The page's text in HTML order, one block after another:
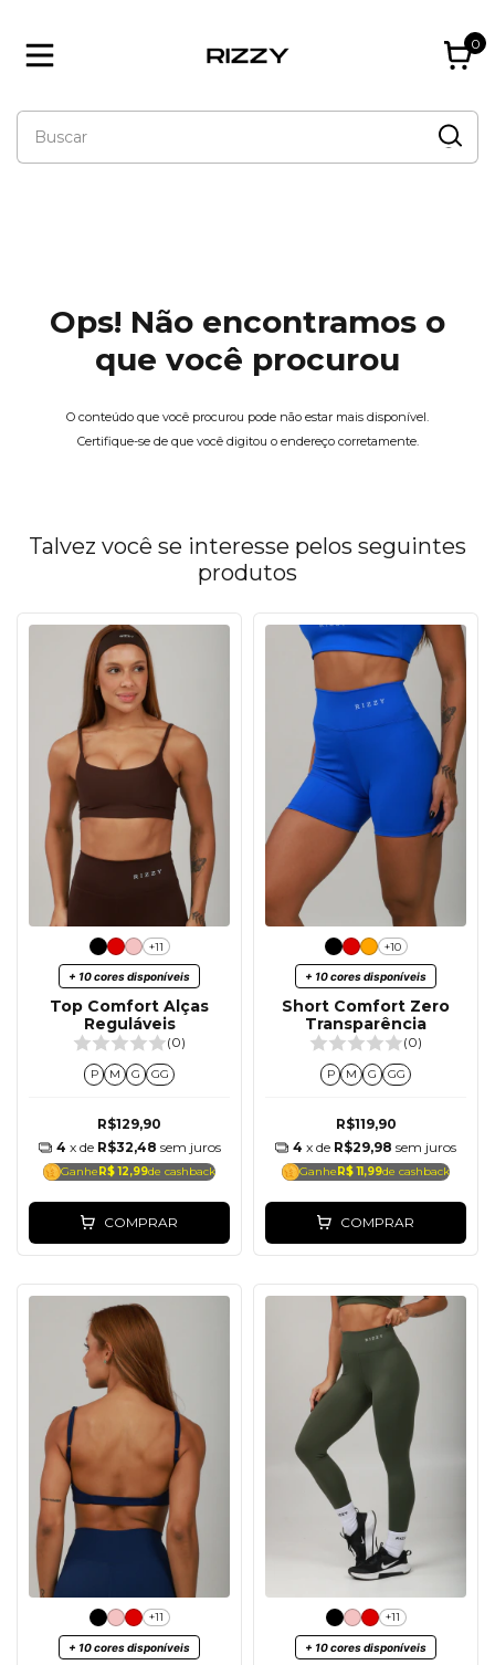
0
Ops! Não encontramos o
que você procurou
O conteúdo que você procurou pode não estar mais disponível.
Certifique-se de que você digitou o endereço corretamente.
Talvez você se interesse pelos seguintes
produtos
+11
+ 10 cores disponíveis
Top Comfort Alças
Reguláveis
(0)
P M G GG
R$129,90
4 x de R$32,48 sem juros
GanheR$ 12,99de cashback
COMPRAR
+10
+ 10 cores disponíveis
Short Comfort Zero
Transparência
(0)
P M G GG
R$119,90
4 x de R$29,98 sem juros
GanheR$ 11,99de cashback
COMPRAR
+11
+ 10 cores disponíveis
+11
+ 10 cores disponíveis